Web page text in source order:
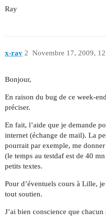
Ray
x-ray Novembre 17, 2009,
2
Bonjour,
En raison du bug de ce week-
préciser.
En fait, l’aide que je demande
internet (échange de mail). La
pourrait par exemple, me
(le temps au testdaf est de 40
petits textes.
Pour d’éventuels cours à Lille,
tout soutien.
J’ai bien conscience que